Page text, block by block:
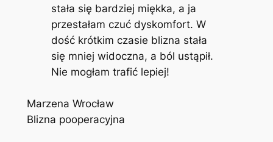
stała się bardziej miękka, a ja
przestałam czuć dyskomfort. W
dość krótkim czasie blizna stała
się mniej widoczna, a ból ustąpił.
Nie mogłam trafić lepiej!
Marzena Wrocław
Blizna pooperacyjna